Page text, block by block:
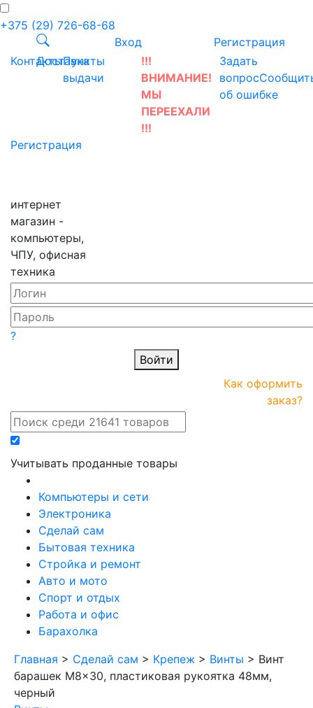
+375 (29) 726-68-68
Вход
Регистрация
КонтактыДоставка
Пункты
выдачи
!!!
ВНИМАНИЕ!
МЫ
ПЕРЕЕХАЛИ
!!!
Задать
вопрос
об ошибке
Регистрация
интернет
магазин -
компьютеры,
ЧПУ, офисная
техника
Как оформить
заказ?
Учитывать проданные товары
?
Войти
Компьютеры и сети
Электроника
Сделай сам
Бытовая техника
Стройка и ремонт
Авто и мото
Спорт и отдых
Работа и офис
Барахолка
Главная > Сделай сам > Крепеж > Винты > Винт
барашек M8x30, пластиковая рукоятка 48мм,
черный